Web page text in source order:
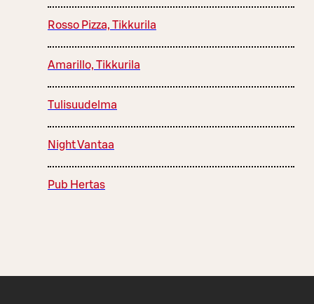
Rosso Pizza, Tikkurila
Amarillo, Tikkurila
Tulisuudelma
Night Vantaa
Pub Hertas